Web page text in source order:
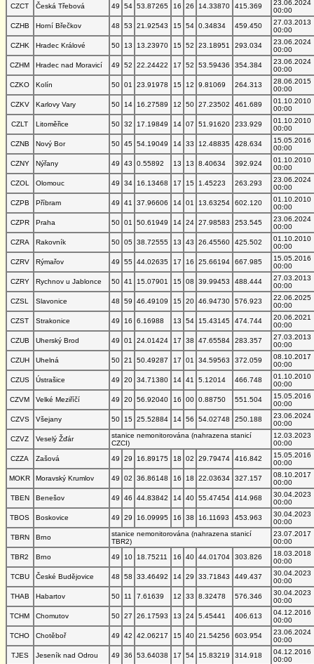
CZCT
Česká Třebová 49 54 53.87265 16 26 14.33870 415.369
23.06.2024
00:00
CZHB
Horní Břečkov 48 53 21.92543 15 54 0.34834 459.450
27.03.2013
00:00
CZHK
Hradec Králové 50 13 13.23970 15 52 23.18951 293.034
23.06.2024
00:00
CZHM
Hradec nad Moravicí 49 52 22.24422 17 52 53.59436 354.384
23.06.2024
00:00
CZKO
Kolín 50 01 23.91978 15 12 9.81069 264.313
28.06.2015
00:00
CZKV
Karlovy Vary 50 14 16.27589 12 50 27.23502 461.689
01.10.2010
00:00
CZLT
Litoměřice 50 32 17.19849 14 07 51.91620 233.929
01.10.2010
00:00
CZNB
Nový Bor 50 45 54.19049 14 33 12.48835 428.634
15.05.2016
00:00
CZNY
Nýřany 49 43 0.55892 13 13 8.40634 392.924
01.10.2010
00:00
CZOL
Olomouc 49 34 16.13468 17 15 1.45223 263.293
23.06.2024
00:00
CZPB
Příbram 49 41 37.96606 14 01 13.63254 602.120
01.10.2010
00:00
CZPR
Praha 50 01 50.61949 14 24 27.98583 253.545
23.06.2024
00:00
CZRA
Rakovník 50 05 38.72555 13 43 26.45560 425.502
01.10.2010
00:00
CZRV
Rýmařov 49 55 44.02635 17 16 25.66194 667.985
15.05.2016
00:00
CZRY
Rychnov u Jablonce 50 41 15.07901 15 08 39.99453 488.444
27.03.2013
00:00
CZSL
Slavonice 48 59 46.49109 15 20 46.94730 576.923
22.06.2025
00:00
CZST
Strakonice 49 16 6.16988 13 54 15.43145 474.744
20.06.2021
00:00
CZUB
Uherský Brod 49 01 24.01424 17 38 47.65584 283.357
27.03.2013
00:00
CZUH
Uhelná 50 21 50.49287 17 01 34.59563 372.059
08.10.2017
00:00
CZUS
Ústrašice 49 20 34.71380 14 41 5.12014 466.748
01.10.2010
00:00
CZVM
Velké Meziříčí 49 20 56.92040 16 00 0.88750 551.504
15.05.2016
00:00
CZVS
Všejany 50 15 25.52884 14 56 54.02748 250.188
23.06.2024
00:00
CZVZ
Veselý Žďár
stanice nemonitorována (nahrazena stanicí
CZCI)
12.03.2023
00:00
CZZA
Zašová 49 29 16.89175 18 02 29.79474 416.842
15.05.2016
00:00
MOKR
Moravský Krumlov 49 02 36.86148 16 18 22.03634 327.157
08.10.2017
00:00
TBEN
Benešov 49 46 44.83842 14 40 55.47454 414.968
30.04.2023
00:00
TBOS
Boskovice 49 29 16.09995 16 38 16.11693 453.963
30.04.2023
00:00
TBRN
Brno
stanice nemonitorována (nahrazena stanicí
TBR2)
23.07.2017
00:00
TBR2
Brno 49 10 18.75211 16 40 44.01704 303.826
18.03.2018
00:00
TCBU
České Budějovice 48 58 33.46492 14 29 33.71843 449.437
30.04.2023
00:00
THAB
Habartov 50 11 7.61639 12 33 8.32478 576.346
30.04.2023
00:00
TCHM
Chomutov 50 27 26.17593 13 24 5.45441 406.613
04.12.2016
00:00
TCHO
Chotěboř 49 42 42.06217 15 40 21.54256 603.954
23.06.2024
00:00
TJES
Jeseník nad Odrou 49 36 53.64038 17 54 15.83219 314.918
04.12.2016
00:00